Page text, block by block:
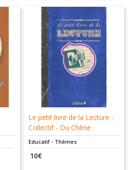
Le petit livre de la Lecture -
Collectif - Du Chêne
Educatif - Thèmes
10€